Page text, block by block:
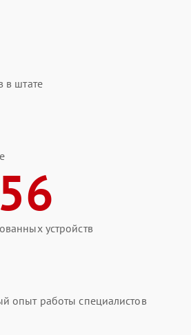
в штате
устройств
опыт работы специалистов